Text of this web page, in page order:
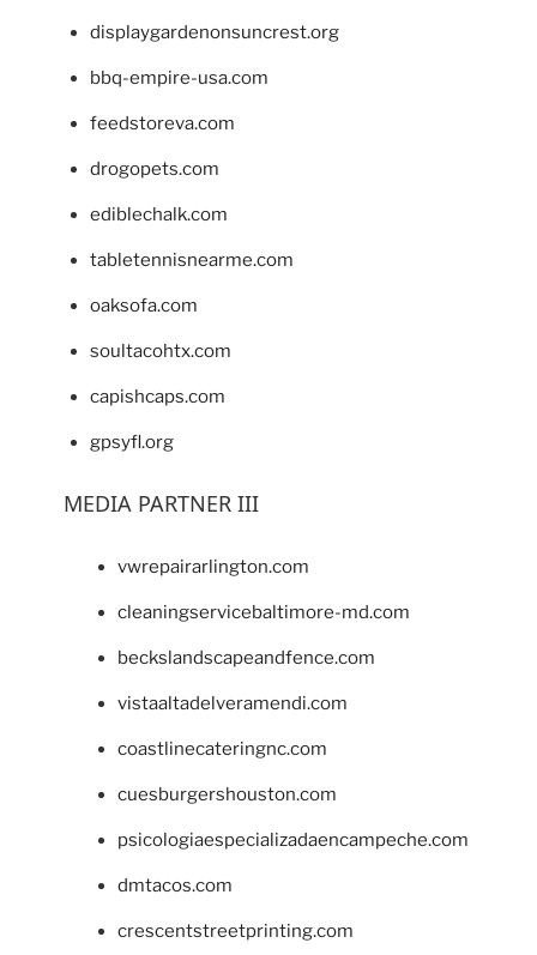
displaygardenonsuncrest.org
bbq-empire-usa.com
feedstoreva.com
drogopets.com
ediblechalk.com
tabletennisnearme.com
oaksofa.com
soultacohtx.com
capishcaps.com
gpsyfl.org
MEDIA PARTNER III
vwrepairarlington.com
cleaningservicebaltimore-md.com
beckslandscapeandfence.com
vistaaltadelveramendi.com
coastlinecateringnc.com
cuesburgershouston.com
psicologiaespecializadaencampeche.com
dmtacos.com
crescentstreetprinting.com